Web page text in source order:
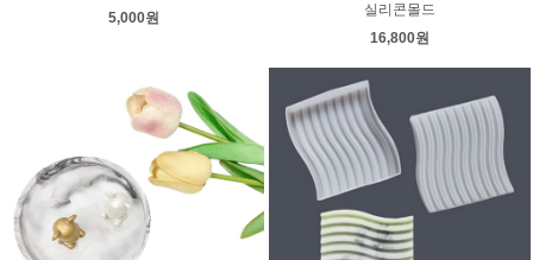
5,000원
실리콘몰드
16,800원